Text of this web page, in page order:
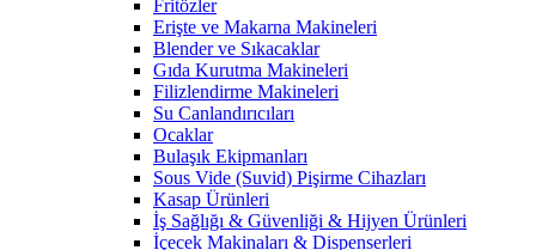
Fritözler
Erişte ve Makarna Makineleri
Blender ve Sıkacaklar
Gıda Kurutma Makineleri
Filizlendirme Makineleri
Su Canlandırıcıları
Ocaklar
Bulaşık Ekipmanları
Sous Vide (Suvid) Pişirme Cihazları
Kasap Ürünleri
İş Sağlığı & Güvenliği & Hijyen Ürünleri
İçecek Makinaları & Dispenserleri